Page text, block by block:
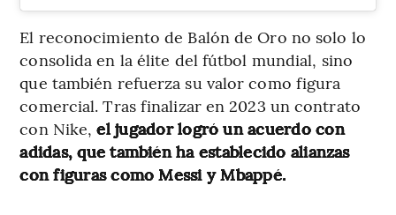
El reconocimiento de Balón de Oro no solo lo
consolida en la élite del fútbol mundial, sino
que también refuerza su valor como figura
comercial. Tras finalizar en 2023 un contrato
con Nike,el jugador logró un acuerdo con
adidas, que también ha establecido alianzas
con figuras como Messi y Mbappé.